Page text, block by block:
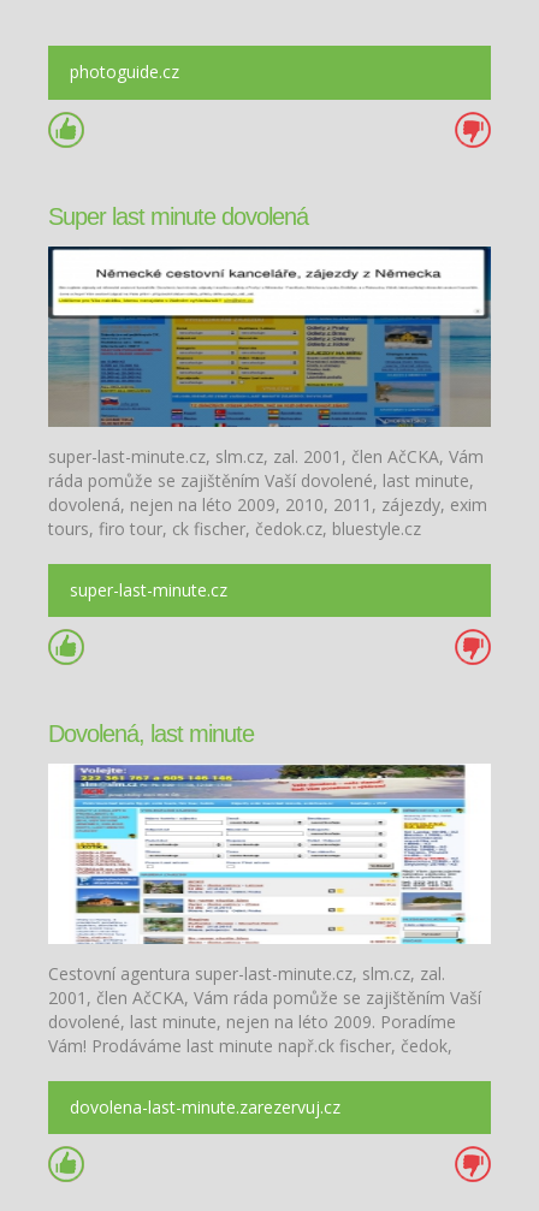
photoguide.cz
Super last minute dovolená
super-last-minute.cz, slm.cz, zal. 2001, člen AčCKA, Vám
ráda pomůže se zajištěním Vaší dovolené, last minute,
dovolená, nejen na léto 2009, 2010, 2011, zájezdy, exim
tours, firo tour, ck fischer, čedok.cz, bluestyle.cz
super-last-minute.cz
Dovolená, last minute
Cestovní agentura super-last-minute.cz, slm.cz, zal.
2001, člen AčCKA, Vám ráda pomůže se zajištěním Vaší
dovolené, last minute, nejen na léto 2009. Poradíme
Vám! Prodáváme last minute např.ck fischer, čedok,
dovolena-last-minute.zarezervuj.cz